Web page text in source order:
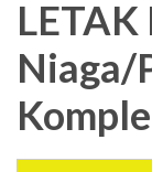
LETAK
Niaga/